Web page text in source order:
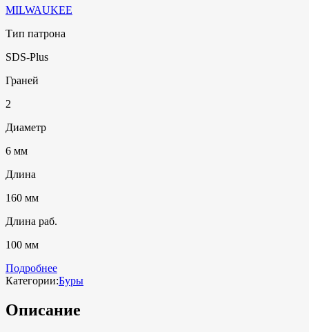
MILWAUKEE
Тип патрона
SDS-Plus
Граней
2
Диаметр
6 мм
Длина
160 мм
Длина раб.
100 мм
Подробнее
Категории:Буры
Описание